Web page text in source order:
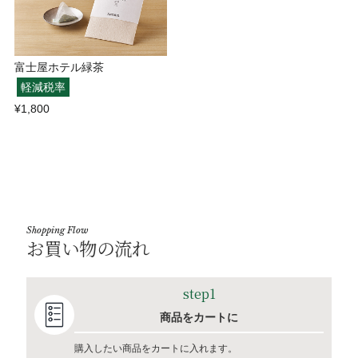
富士屋ホテル緑茶
軽減税率
¥1,800
Shopping Flow
お買い物の流れ
step1
商品をカートに
購入したい商品をカートに入れます。